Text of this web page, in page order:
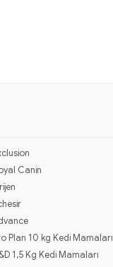
Canin
Plan 10 kg Kedi Mamaları
1,5 Kg Kedi Mamaları